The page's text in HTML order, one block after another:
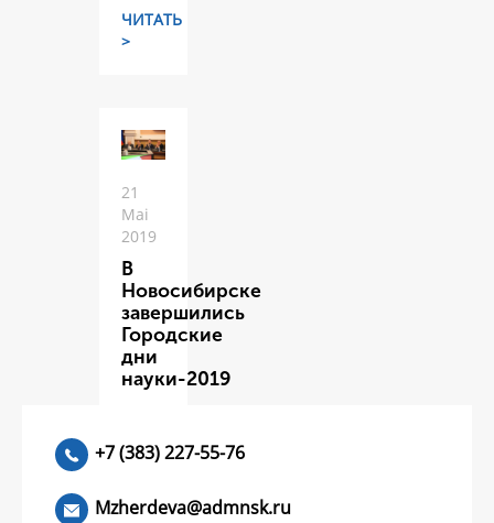
ЧИТАТЬ
>
21
Mai
2019
В
Новосибирске
завершились
Городские
дни
науки-2019
+7 (383) 227-55-76
Mzherdeva@admnsk.ru